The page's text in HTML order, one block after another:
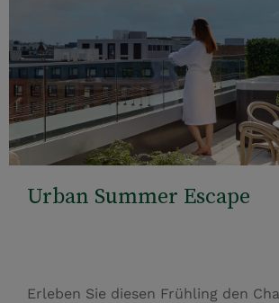
Urban Summer Escape
Erleben Sie diesen Frühling den